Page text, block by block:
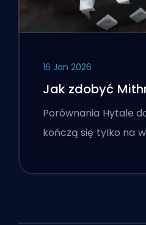
16 Jan 2026
Jak zdobyć
Porównania Hytale
kończą się tylko na